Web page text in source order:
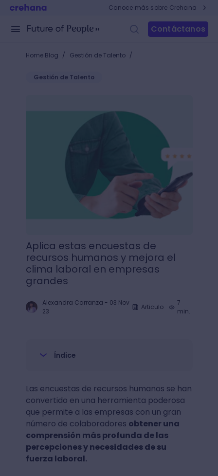
Conoce más sobre Crehana
Contáctanos
Home Blog / Gestión de Talento /
Gestión de Talento
Aplica estas encuestas de
recursos humanos y mejora el
clima laboral en empresas
grandes
Alexandra Carranza - 03 Nov
23
Articulo
7
min.
Índice
Las encuestas de recursos humanos se han
convertido en una herramienta poderosa
que permite a las empresas con un gran
número de colaboradores obtener una
comprensión más profunda de las
percepciones y necesidades de su
fuerza laboral.